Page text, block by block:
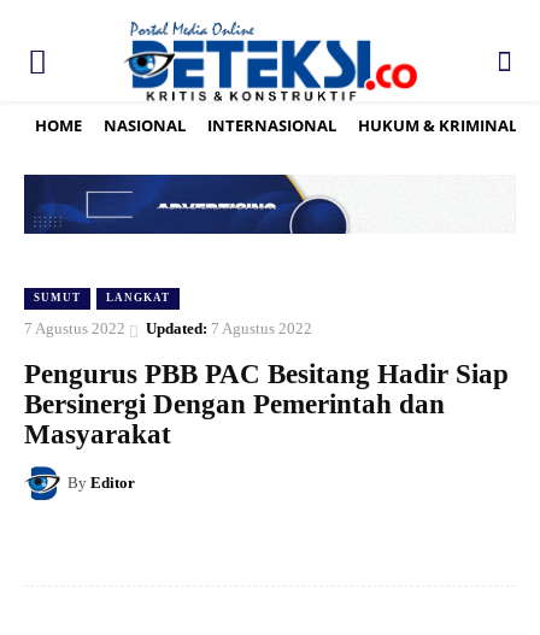
HOME NASIONAL INTERNASIONAL HUKUM & KRIMINAL
SUMUT LANGKAT
7 Agustus 2022 Updated: 7 Agustus 2022
Pengurus PBB PAC Besitang Hadir Siap
Bersinergi Dengan Pemerintah dan
Masyarakat
By Editor